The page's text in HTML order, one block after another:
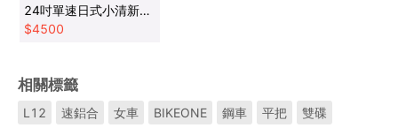
24吋單速日式小清新內
置磨電燈低跨點設計淑
$4500
相關標籤
L12 速鋁合 女車 BIKEONE 鋼車 平把
雙碟